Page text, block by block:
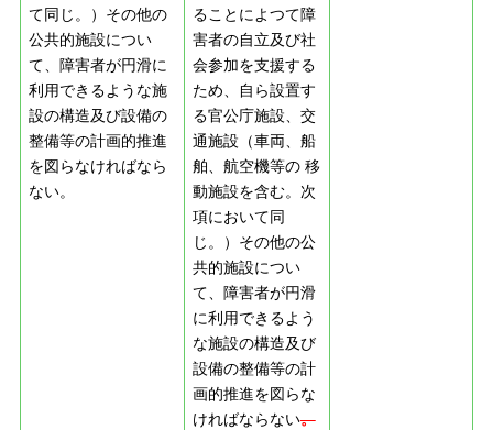
て同じ。）その他の
公共的施設につい
て、障害者が円滑に
利用できるような施
設の構造及び設備の
整備等の計画的推進
を図らなければなら
ない。
ることによつて障
害者の自立及び社
会参加を支援する
ため、自ら設置す
る官公庁施設、交
通施設（車両、船
舶、航空機等の 移
動施設を含む。次
項において同
じ。）その他の公
共的施設につい
て、障害者が円滑
に利用できるよう
な施設の構造及び
設備の整備等の計
画的推進を図らな
ければならない。